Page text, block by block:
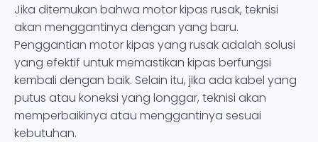
Jika ditemukan bahwa motor kipas rusak, teknisi
akan menggantinya dengan yang baru.
Penggantian motor kipas yang rusak adalah solusi
yang efektif untuk memastikan kipas berfungsi
kembali dengan baik. Selain itu, jika ada kabel yang
putus atau koneksi yang longgar, teknisi akan
memperbaikinya atau menggantinya sesuai
kebutuhan.